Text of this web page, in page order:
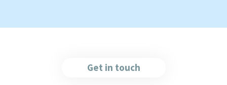
Get in touch